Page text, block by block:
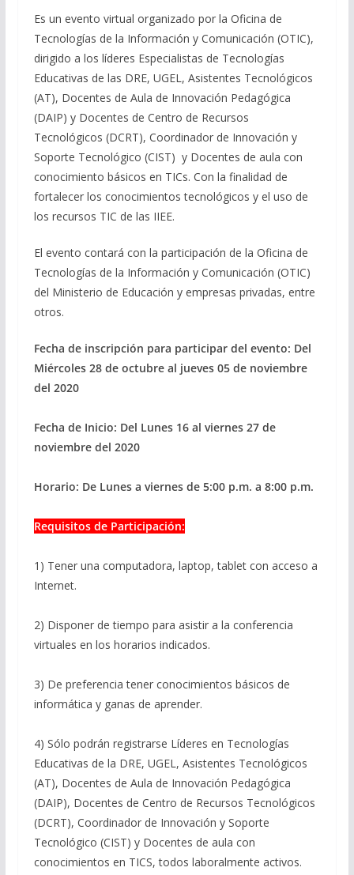
Es un evento virtual organizado por la Oficina de
Tecnologías de la Información y Comunicación (OTIC),
dirigido a los líderes Especialistas de Tecnologías
Educativas de las DRE, UGEL, Asistentes Tecnológicos
(AT), Docentes de Aula de Innovación Pedagógica
(DAIP) y Docentes de Centro de Recursos
Tecnológicos (DCRT), Coordinador de Innovación y
Soporte Tecnológico (CIST) y Docentes de aula con
conocimiento básicos en TICs. Con la finalidad de
fortalecer los conocimientos tecnológicos y el uso de
los recursos TIC de las IIEE.
El evento contará con la participación de la Oficina de
Tecnologías de la Información y Comunicación (OTIC)
del Ministerio de Educación y empresas privadas, entre
otros.
Fecha de inscripción para participar del evento: Del
Miércoles 28 de octubre al jueves 05 de noviembre
del 2020
Fecha de Inicio: Del Lunes 16 al viernes 27 de
noviembre del 2020
Horario: De Lunes a viernes de 5:00 p.m. a 8:00 p.m.
Requisitos de Participación:
1) Tener una computadora, laptop, tablet con acceso a
Internet.
2) Disponer de tiempo para asistir a la conferencia
virtuales en los horarios indicados.
3) De preferencia tener conocimientos básicos de
informática y ganas de aprender.
4) Sólo podrán registrarse Líderes en Tecnologías
Educativas de la DRE, UGEL, Asistentes Tecnológicos
(AT), Docentes de Aula de Innovación Pedagógica
(DAIP), Docentes de Centro de Recursos Tecnológicos
(DCRT), Coordinador de Innovación y Soporte
Tecnológico (CIST) y Docentes de aula con
conocimientos en TICS, todos laboralmente activos.